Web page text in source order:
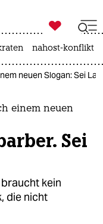

taz zahl ich
nahost-konflikt
neuen Slogan: Sei
einem neuen
Sei
kein
die nicht